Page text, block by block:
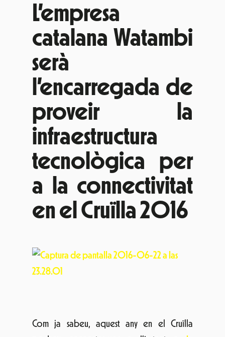
L’empresa
catalana Watambi
serà
l’encarregada de
proveir la
infraestructura
tecnològica per
a la connectivitat
en el Cruïlla 2016
Com ja sabeu, aquest any en el Cruïlla